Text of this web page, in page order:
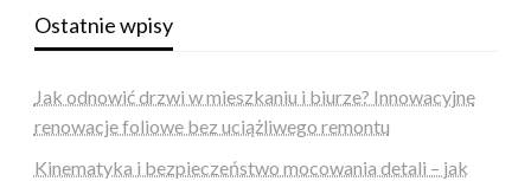
Ostatnie wpisy
Jak odnowić drzwi w mieszkaniu i biurze? Innowacyjne
renowacje foliowe bez uciążliwego remontu
Kinematyka i bezpieczeństwo mocowania detali – jak